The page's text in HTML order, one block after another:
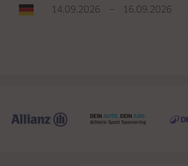
14.09.2026 — 16.09.2026